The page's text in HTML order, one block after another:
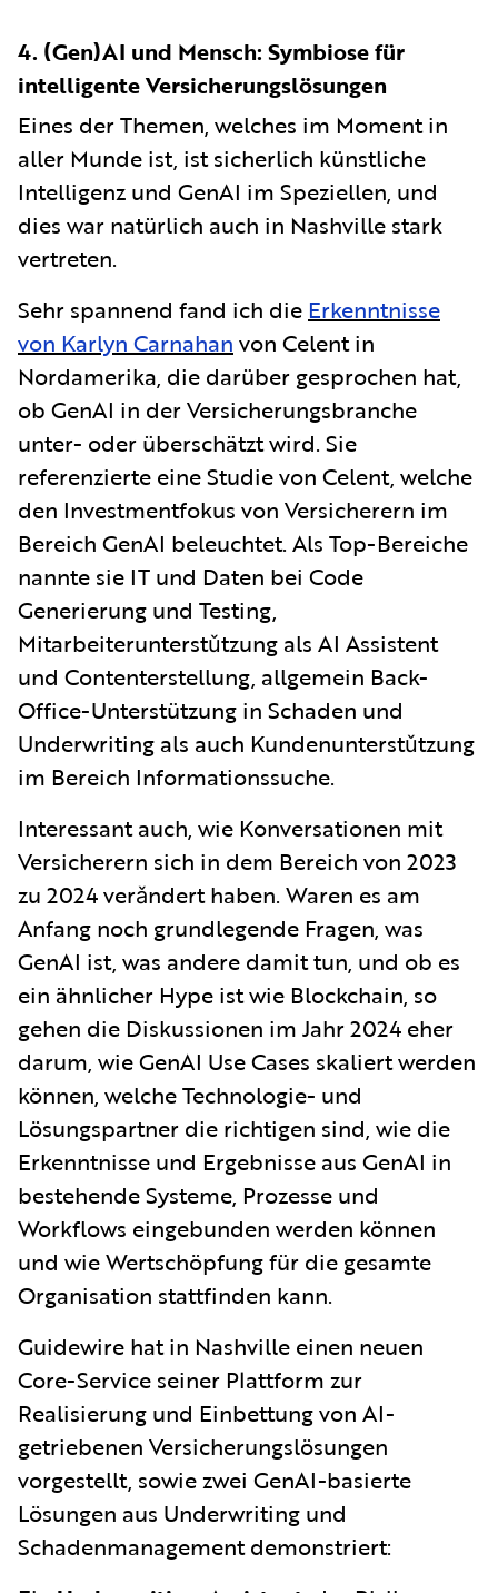
4. (Gen)AI und Mensch: Symbiose für
intelligente Versicherungslösungen
Eines der Themen, welches im Moment in
aller Munde ist, ist sicherlich künstliche
Intelligenz und GenAI im Speziellen, und
dies war natürlich auch in Nashville stark
vertreten.
Sehr spannend fand ich die Erkenntnisse
von Karlyn Carnahan von Celent in
Nordamerika, die darüber gesprochen hat,
ob GenAI in der Versicherungsbranche
unter- oder überschätzt wird. Sie
referenzierte eine Studie von Celent, welche
den Investmentfokus von Versicherern im
Bereich GenAI beleuchtet. Als Top-Bereiche
nannte sie IT und Daten bei Code
Generierung und Testing,
Mitarbeiterunterstǔtzung als AI Assistent
und Contenterstellung, allgemein Back-
Office-Unterstützung in Schaden und
Underwriting als auch Kundenunterstǔtzung
im Bereich Informationssuche.
Interessant auch, wie Konversationen mit
Versicherern sich in dem Bereich von 2023
zu 2024 verǎndert haben. Waren es am
Anfang noch grundlegende Fragen, was
GenAI ist, was andere damit tun, und ob es
ein ähnlicher Hype ist wie Blockchain, so
gehen die Diskussionen im Jahr 2024 eher
darum, wie GenAI Use Cases skaliert werden
können, welche Technologie- und
Lösungspartner die richtigen sind, wie die
Erkenntnisse und Ergebnisse aus GenAI in
bestehende Systeme, Prozesse und
Workflows eingebunden werden können
und wie Wertschöpfung für die gesamte
Organisation stattfinden kann.
Guidewire hat in Nashville einen neuen
Core-Service seiner Plattform zur
Realisierung und Einbettung von AI-
getriebenen Versicherungslösungen
vorgestellt, sowie zwei GenAI-basierte
Lösungen aus Underwriting und
Schadenmanagement demonstriert: